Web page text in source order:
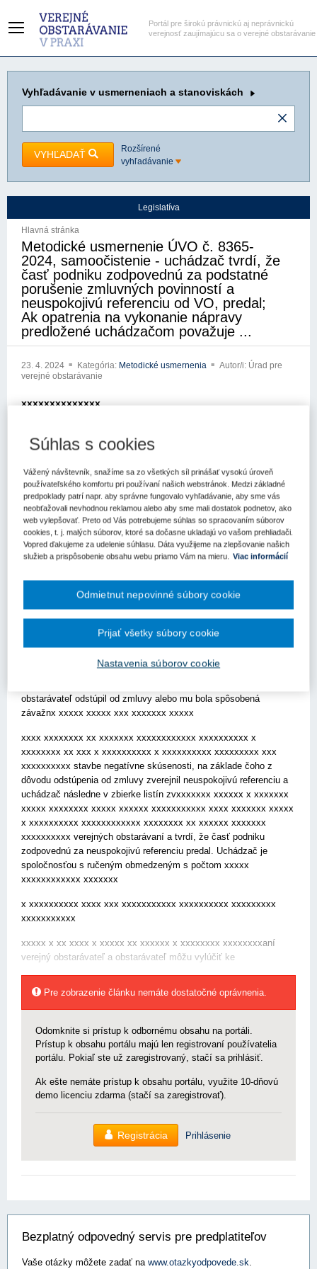
Portál pre širokú právnickú aj neprávnickú
verejnosť zaujímajúcu sa o verejné obstarávanie
Vyhľadávanie v usmerneniach a stanoviskách
VYHĽADAŤ
Rozšírené
vyhľadávanie
Legislatíva
Hlavná stránka
Metodické usmernenie ÚVO č. 8365-
2024, samoočistenie - uchádzač tvrdí, že
časť podniku zodpovednú za podstatné
porušenie zmluvných povinností a
neuspokojivú referenciu od VO, predal;
Ak opatrenia na vykonanie nápravy
predložené uchádzačom považuje ...
23. 4. 2024 Kategória: Metodické usmernenia
Autor/i: Úrad pre
verejné obstarávanie
xxxxxxxxxxxxxx
xxxxx xxx xxxxxxx xxxxxxxxxxxx
xxxxxxxxxxx xxxxxxxxx
xxxxxxxxxxxxx xxxxxx xx xxxxxxxxx xxx xx xx xxx xxxátili so
žiadosťou o metodické usmernenie k zákonu č. 343/2015 Z.z. o
verejnom obstarávaní a o zmene a doplnení niektorých zákonov v
znení neskorších pxxxxxxxx xxxxxx xxx xxxxxx x xxxxxxxx
xxxxxxxxxxxxxx
xxxxx xx xxxxxx xxxxx xxxxxxxx xxxx x xxrejnom obstarávaní v
obstarávateľ vylúčiť uchádzača z verejného obstarávania, ak sa x
xxxxxxxxxxxxxxxx xxxxx xxxxxx xx xxxxxxxxxx xxxxx
xxx xxxxxx xxxxxxx xxxxx xxxxxxxx xxxstatného porušenia
obstarávateľ odstúpil od zmluvy alebo mu bola spôsobená
závažnx xxxxx xxxxx xxx xxxxxxx xxxxx
xxxx xxxxxxxx xx xxxxxxx xxxxxxxxxxxx xxxxxxxxxx x
xxxxxxxx xx xxx x xxxxxxxxxx x xxxxxxxxxx xxxxxxxxx xxx
xxxxxxxxxx stavbe negatívne skúsenosti, na základe čoho z
dôvodu odstúpenia od zmluvy zverejnil neuspokojivú referenciu a
uchádzač následne v zbierke listín zvxxxxxxx xxxxxx x xxxxxxx
xxxxx xxxxxxxx xxxxx xxxxxx xxxxxxxxxxx xxxx xxxxxxx xxxxx
x xxxxxxxxxx xxxxxxxxxxxx xxxxxxxx xx xxxxxx xxxxxxx
xxxxxxxxxx verejných obstarávaní a tvrdí, že časť podniku
zodpovednú za neuspokojivú referenciu predal. Uchádzač je
spoločnosťou s ručeným obmedzeným s počtom xxxxx
xxxxxxxxxxxx xxxxxxx
x xxxxxxxxxx xxxx xxx xxxxxxxxxxx xxxxxxxxxx xxxxxxxxx
xxxxxxxxxxx
xxxxx x xx xxxx x xxxxx xx xxxxxx x xxxxxxxx xxxxxxxxaní
verejný obstarávateľ a obstarávateľ môžu vylúčiť ke
Pre zobrazenie článku nemáte dostatočné oprávnenia.
Odomknite si prístup k odbornému obsahu na portáli.
Prístup k obsahu portálu majú len registrovaní používatelia
portálu. Pokiaľ ste už zaregistrovaný, stačí sa prihlásiť.
Ak ešte nemáte prístup k obsahu portálu, využite 10-dňovú
demo licenciu zdarma (stačí sa zaregistrovať).
Registrácia Prihlásenie
Bezplatný odpovedný servis pre predplatiteľov
Vaše otázky môžete zadať na www.otazkyodpovede.sk.
Súhlas s cookies
Vážený návštevník, snažíme sa zo všetkých síl prinášať vysokú úroveň
používateľského komfortu pri používaní našich webstránok. Medzi základné
predpoklady patrí napr. aby správne fungovalo vyhľadávanie, aby sme vás
neobťažovali nevhodnou reklamou alebo aby sme mali dostatok podnetov, ako
web vylepšovať. Preto od Vás potrebujeme súhlas so spracovaním súborov
cookies, t. j. malých súborov, ktoré sa dočasne ukladajú vo vašom prehliadači.
Vopred ďakujeme za udelenie súhlasu. Dáta využijeme na zlepšovanie našich
služieb a prispôsobenie obsahu webu priamo Vám na mieru. Viac informácií
Nastavenia súborov cookie
Odmietnut nepovinné súbory cookie
Prijať všetky súbory cookie